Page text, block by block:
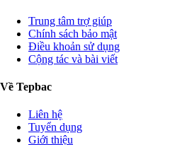
Trung tâm trợ giúp
Chính sách bảo mật
Điều khoản sử dụng
Cộng tác và bài viết
Về Tepbac
Liên hệ
Tuyển dụng
Giới thiệu